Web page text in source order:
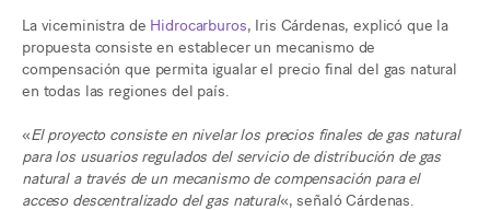
La viceministra de Hidrocarburos, Iris Cárdenas, explicó que la
propuesta consiste en establecer un mecanismo de
compensación que permita igualar el precio final del gas natural
en todas las regiones del país.
«El proyecto consiste en nivelar los precios finales de gas natural
para los usuarios regulados del servicio de distribución de gas
natural a través de un mecanismo de compensación para el
acceso descentralizado del gas natural«, señaló Cárdenas.